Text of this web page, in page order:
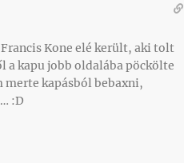
Kone elé került, aki tolt
a kapu jobb oldalába pöckölte
kapásból bebaxni,
:D